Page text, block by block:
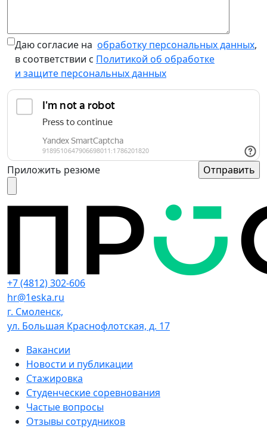
Даю согласие на обработку персональных данных,
в соответствии с Политикой об обработке
и защите персональных данных
Приложить резюме
+7 (4812) 302-606
hr@1eska.ru
г. Смоленск,
ул. Большая Краснофлотская, д. 17
Вакансии
Новости и публикации
Стажировка
Студенческие соревнования
Частые вопросы
Отзывы сотрудников